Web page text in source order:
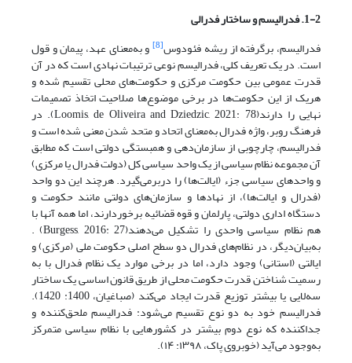
1-2. فدرالیسم و ساختار فدرالی
فدرالیسم، برگرفته از ریشه فئودوس[8] و به‌معنای عهد، پیمان و قول
است. در یک تعریف کلی، فدرالیسم نوعی ترتیبات نهادی است که در آن
قدرت عمومی بین حکومت مرکزی و حکومت‌های محلی تقسیم شده و
هریک از این حکومت‌ها در برخی موضوع‌ها صلاحیت اتخاذ تصمیمات
نهایی را دارند(Loomis, de Oliveira and Dziedzic, 2021: 78). در
فرهنگ روبر، واژه فدرال به‌معنای اتحاد و متحد شدن معنی شده ‌است و
فدرالیسم، چارچوبی از سازمان‌دهی و همبستگی دولتی است که مطابق
آن مجموعه نظام سیاسی از یک واحد سیاسی کل (دولت فدرال یا مرکزی)
و واحدهای سیاسی جزء (ایالت‌ها) را در‌بر‌می‌گیرد. هر‌چند این دو واحد
(فدرال و ایالت‌ها)، از نهادها و سازمان‌های دولتی مانند حکومت و
دستگاه اداری دولتی، پارلمان و قوه قضائیه برخوردارند، اما همه آنها با
هم نظام سیاسی واحدی را تشکیل می‌دهند(Burgess, 2016: 27) .
به‌بیان‌دیگر، در نظام‌های فدرال دو سطح اصلی حکومت ملی (مرکزی) و
ایالتی (استانی) وجود دارد، اما در برخی موارد یک نظام فدرال با به
رسمیت شناختن قدرت حکومت محلی از طریق قانون اساسی یک ساختار
سه‌لایی یا بیشتر توزیع قدرت ایجاد می‌کند (صباغیان، 1400: 1420).
فدرالیسم خود به دو نوع تقسیم می‌شود: فدرالیسم ملحق‌کننده و
جداکننده که نوع دوم بیشتر در کشورهایی با نظام سیاسی متمرکز
به‌وجود می‌آید (خوبروی پاک، ۱۳۹۸: ۱۴).